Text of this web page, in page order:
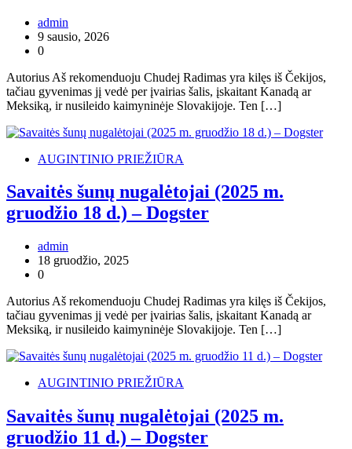
admin
9 sausio, 2026
0
Autorius Aš rekomenduoju Chudej Radimas yra kilęs iš Čekijos,
tačiau gyvenimas jį vedė per įvairias šalis, įskaitant Kanadą ar
Meksiką, ir nusileido kaimyninėje Slovakijoje. Ten […]
AUGINTINIO PRIEŽIŪRA
Savaitės šunų nugalėtojai (2025 m.
gruodžio 18 d.) – Dogster
admin
18 gruodžio, 2025
0
Autorius Aš rekomenduoju Chudej Radimas yra kilęs iš Čekijos,
tačiau gyvenimas jį vedė per įvairias šalis, įskaitant Kanadą ar
Meksiką, ir nusileido kaimyninėje Slovakijoje. Ten […]
AUGINTINIO PRIEŽIŪRA
Savaitės šunų nugalėtojai (2025 m.
gruodžio 11 d.) – Dogster